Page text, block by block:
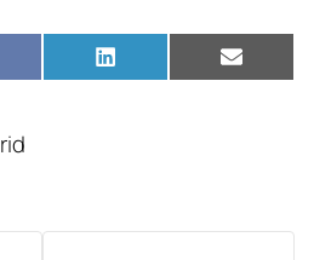
Compartir
en
LinkedIn
en
Email